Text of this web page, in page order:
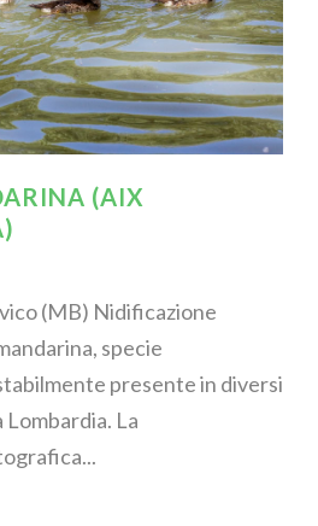
(AIX
(MB) Nidificazione
specie
presente in diversi
La